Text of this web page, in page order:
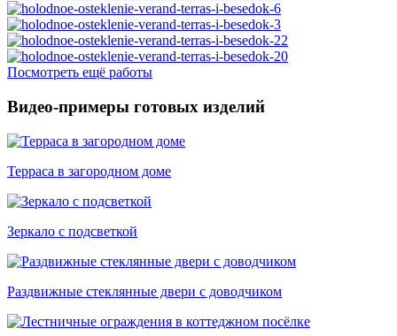
Посмотреть ещё работы
Видео-примеры готовых изделий
Терраса в загородном доме
Зеркало с подсветкой
Раздвижные стеклянные двери с доводчиком